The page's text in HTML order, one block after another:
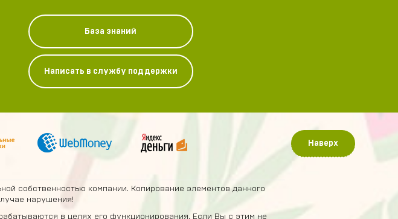
База знаний
Написать в службу поддержки
Наверх
собственностью компании. Копирование элементов данного
нарушения!
в целях его функционирования. Если Вы с этим не